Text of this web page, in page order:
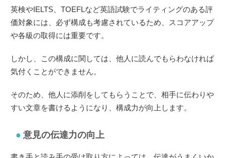
英検やIELTS、TOEFLなど英語試験でライティングのある評
価対象には、必ず構成も考慮されているため、スコアアップ
や各級の取得には重要です。
しかし、この構成に関しては、他人に読んでもらわなければ
気付くことができません。
そのため、他人に添削をしてもらうことで、相手に伝わりや
すい文章を書けるようになり、構成力が向上します。
意見の伝達力の向上